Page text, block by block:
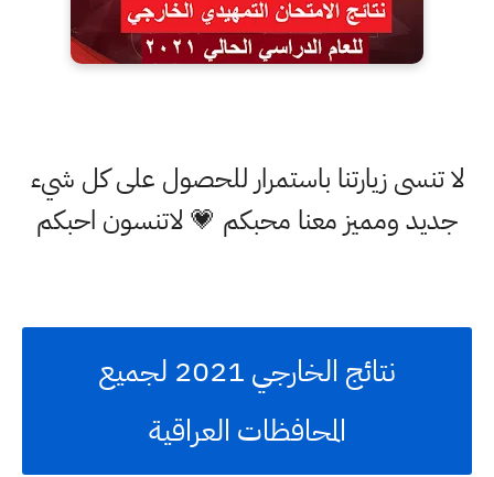
لا تنسى زيارتنا باستمرار للحصول على كل شيء
جديد ومميز معنا محبكم 💗 لاتنسون احبكم
نتائج الخارجي 2021 لجميع
المحافظات العراقية